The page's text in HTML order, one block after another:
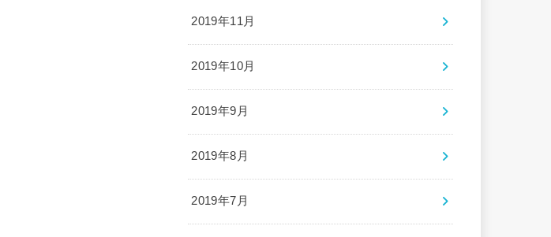
2019年11月
2019年10月
2019年9月
2019年8月
2019年7月